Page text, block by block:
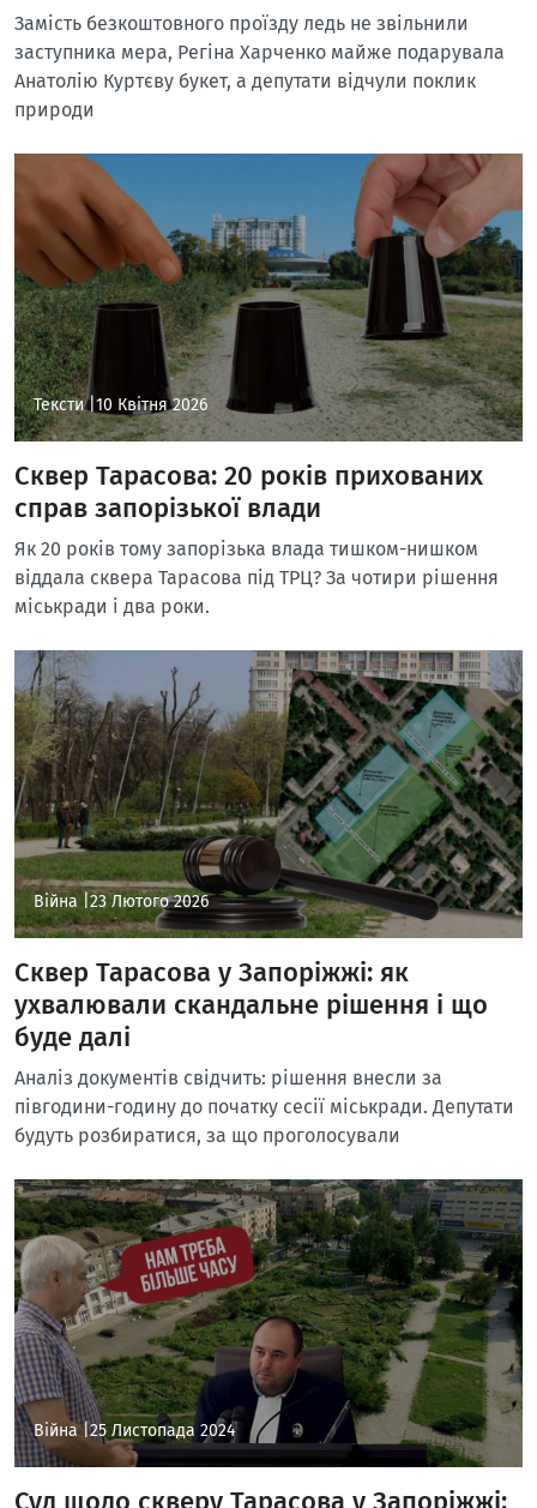
Замість безкоштовного проїзду ледь не звільнили
заступника мера, Регіна Харченко майже подарувала
Анатолію Куртєву букет, а депутати відчули поклик
природи
Тексти | 10 Квітня 2026
Сквер Тарасова: 20 років прихованих
справ запорізької влади
Як 20 років тому запорізька влада тишком-нишком
віддала сквера Тарасова під ТРЦ? За чотири рішення
міськради і два роки.
Війна |23 Лютого 2026
Сквер Тарасова у Запоріжжі: як
ухвалювали скандальне рішення і що
буде далі
Аналіз документів свідчить: рішення внесли за
півгодини-годину до початку сесії міськради. Депутати
будуть розбиратися, за що проголосували
Війна |25 Листопада 2024